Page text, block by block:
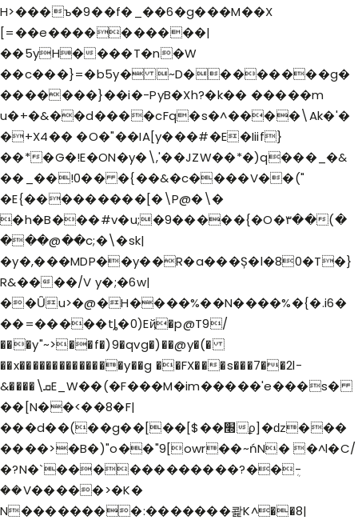
H>���ъ�9��f�_��6�g���M��X
[=��e����������|
��5yH����T�n�W
��c���}=�b5y� ~D��������g�
�������}��i�-PyB�Xh?�k�� �����m
u�+�&��d����cFq�s�^����\Ak�'�
�+X4�� �O�"��IA[y���#�E�Iiif}
��*�G�!E�ON�y�\,'��JZW��*�)q���_�&
��_��!0�� �{��&�c����V��("
�E{���������[�\P@�\�
�h�B���#v�u;�9�����{�O�۳��(�
���@��c;�\�sk|
�y�,���MDP��y��R�a���Ș�l�80�T�}
R&����/V y�;�6w|
��Ǚu>�@�H����%��N����%�{�.i6�
��=�����tȴ�0)Eҋ�p@T9/
���y"~>��f�)9�qvg�)��@y�(�
��x��������������y��g ��FX���s���7��2l-
&����\ܩE_W��(�F���M�im�����'e���s�
��[N��<��8�F|
���d��(��g��[��[$��׭ϼ]�ǳ���
����>�B�)"o��"9[owr��~ńN� �^l�C/
�?N�`������������?��ܴ-
��V�����>�K�
N��������:�������콽K^��8|